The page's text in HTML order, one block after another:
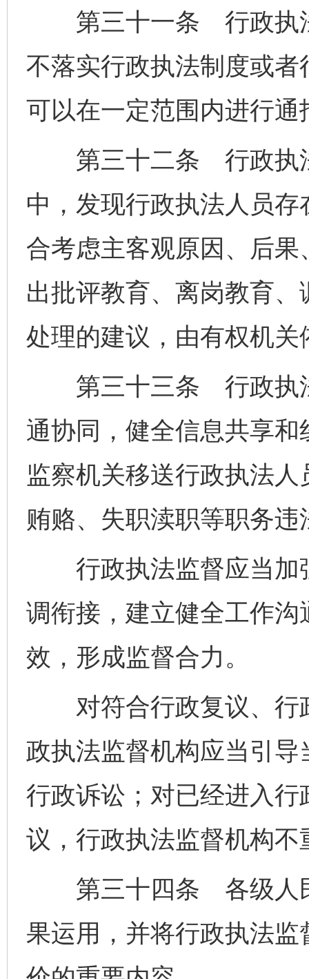
第三十一条 行政执法
不落实行政执法制度或
可以在一定范围内进行
第三十二条 行政执法
中，发现行政执法人员
合考虑主客观原因、后
出批评教育、离岗教育
处理的建议，由有权机关
第三十三条 行政执法
通协同，健全信息共享
监察机关移送行政执法
贿赂、失职渎职等职务
行政执法监督应当加
调衔接，建立健全工作
效，形成监督合力。
对符合行政复议、行
政执法监督机构应当引
行政诉讼；对已经进入
议，行政执法监督机构不
第三十四条 各级人民
果运用，并将行政执法